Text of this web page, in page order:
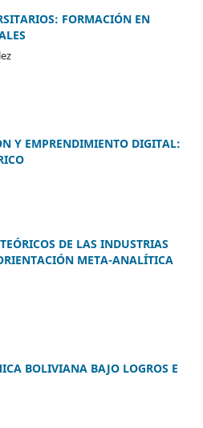
FORMACIÓN EN
Y EMPRENDIMIENTO DIGITAL:
DE LAS INDUSTRIAS
META-ANALÍTICA
BOLIVIANA BAJO LOGROS E